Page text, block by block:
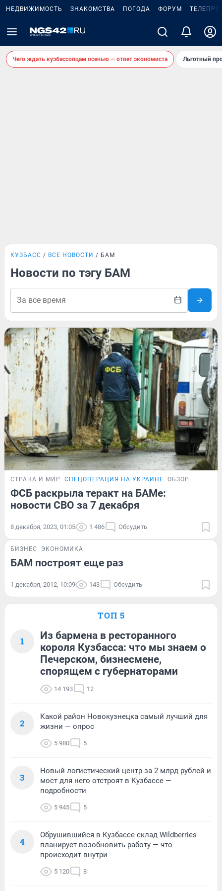
НЕДВИЖИМОСТЬ ЗНАКОМСТВА ПОГОДА ФОРУМ
Чего ждать кузбассовцам осенью — ответ экономиста Льготный
КУЗБАСС ВСЕ НОВОСТИ БАМ
Новости по тэгу БАМ
СТРАНА И МИР СПЕЦОПЕРАЦИЯ НА УКРАИНЕ ОБЗОР
ФСБ раскрыла теракт на БАМе:
новости СВО за 7 декабря
8 декабря, 2023, 01:05 1 486 Обсудить
БИЗНЕС ЭКОНОМИКА
БАМ построят еще раз
1 декабря, 2012, 10:09 143 Обсудить
ТОП 5
1
Из бармена в ресторанного
короля Кузбасса: что мы знаем о
Печерском, бизнесмене,
спорящем с губернаторами
14 193 12
2
Какой район Новокузнецка самый лучший для
жизни — опрос
5 980 5
3
Новый логистический центр за 2 млрд рублей и
мост для него отстроят в Кузбассе —
подробности
5 945 5
4
Обрушившийся в Кузбассе склад Wildberries
планирует возобновить работу — что
происходит внутри
5 120 8